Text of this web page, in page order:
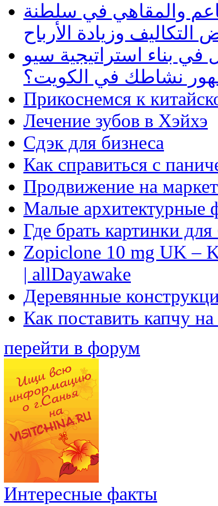
والمقاهي في سلطنة
وزيادة الأرباح
بناء استراتيجية سيو
نشاطك في الكويت؟
Прикоснемся к
Лечение зубов в Хэйхэ
Сдэк для бизнеса
Как справиться с
Продвижение на
Малые архитектурные
Где брать картинки
Zopiclone 10 mg UK –
| allDayawake
Деревянные
Как поставить капчу
перейти в форум
Интересные факты